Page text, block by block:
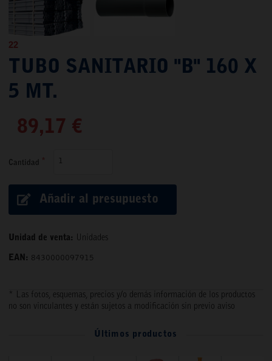
22
TUBO SANITARIO "B" 160 X
5 MT.
89,17 €
Cantidad
Añadir al presupuesto
Unidad de venta: Unidades
EAN: 8430000097915
* Las fotos, esquemas, precios y/o demás información de los productos
no son vinculantes y están sujetos a modificación sin previo aviso
Últimos productos